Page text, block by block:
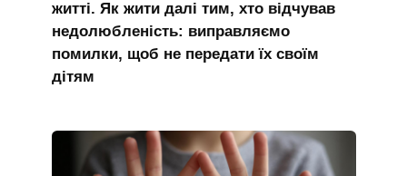
житті. Як жити далі тим, хто відчував
недолюбленість: виправляємо
помилки, щоб не передати їх своїм
дітям